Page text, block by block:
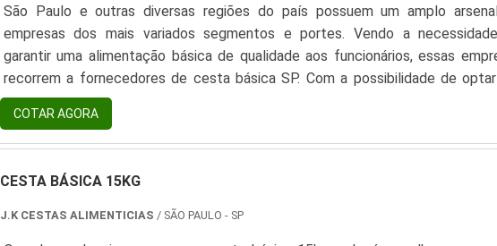
São Paulo e outras diversas regiões do país possuem um amplo
empresas dos mais variados segmentos e portes. Vendo a
garantir uma alimentação básica de qualidade aos funcionários, essas
recorrem a fornecedores de cesta básica SP. Com a possibilidade de optar
cestas prontas ou personalizáveis, a cesta básica é uma opção econômica,
e segura, garantindo a aquisição de produtos variados e de
marcas.PRINCIPAIS CARACTERÍSTICAS DOS FORNECEDORES DE C.
COTAR AGORA
CESTA BÁSICA 15KG
J.K CESTAS ALIMENTICIAS / SÃO PAULO - SP